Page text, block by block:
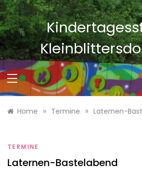
Skip
to
content
Home » Termine » Laternen-
TERMINE
Laternen-Bastelabend